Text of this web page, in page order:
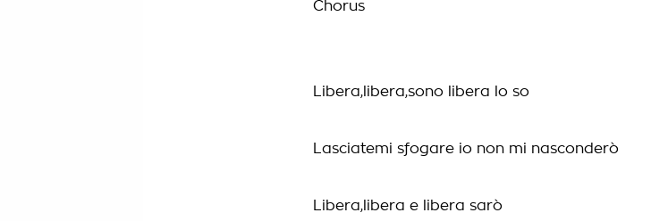
Chorus
Libera,libera,sono libera lo so
Lasciatemi sfogare io non mi nasconderò
Libera,libera e libera sarò